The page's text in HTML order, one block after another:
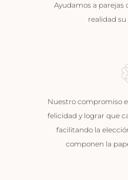
Ayudamos a
realidad su
Nuestro compromiso
felicidad y lograr que
facilitando la
componen la